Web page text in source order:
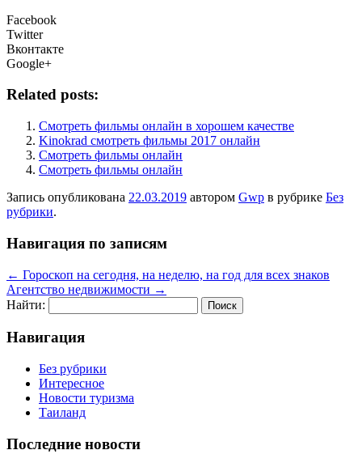
Facebook
Twitter
Вконтакте
Google+
Related posts:
Смотреть фильмы онлайн в хорошем качестве
Kinokrad смотреть фильмы 2017 онлайн
Смотреть фильмы онлайн
Смотреть фильмы онлайн
Запись опубликована 22.03.2019 автором Gwp в рубрике Без
рубрики.
Навигация по записям
← Гороскоп на сегодня, на неделю, на год для всех знаков
Агентство недвижимости →
Найти:
Навигация
Без рубрики
Интересное
Новости туризма
Таиланд
Последние новости